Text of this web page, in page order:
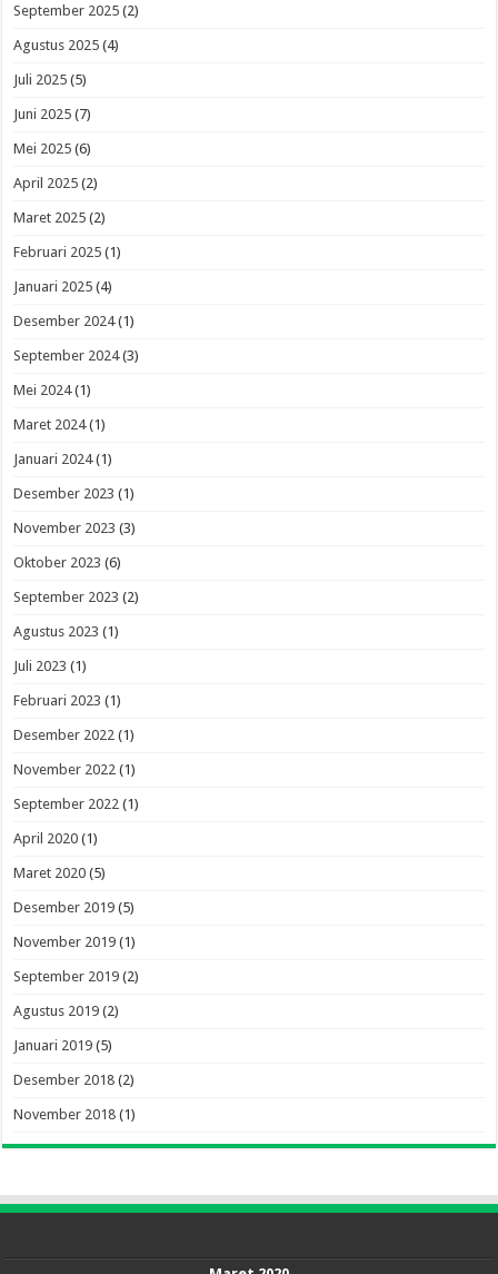
September 2025 (2)
Agustus 2025 (4)
Juli 2025 (5)
Juni 2025 (7)
Mei 2025 (6)
April 2025 (2)
Maret 2025 (2)
Februari 2025 (1)
Januari 2025 (4)
Desember 2024(1)
September 2024(3)
Mei 2024(1)
Maret 2024(1)
Januari 2024(1)
Desember 2023 (1)
November 2023 (3)
Oktober 2023 (6)
September 2023 (2)
Agustus 2023 (1)
Juli 2023 (1)
Februari 2023 (1)
Desember 2022 (1)
November 2022 (1)
September 2022 (1)
April 2020 (1)
Maret 2020 (5)
Desember 2019 (5)
November 2019 (1)
September 2019 (2)
Agustus 2019 (2)
Januari 2019 (5)
Desember 2018 (2)
November 2018 (1)